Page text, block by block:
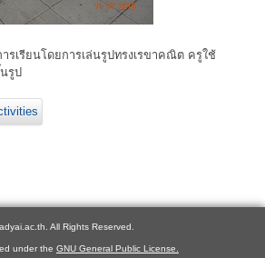
รเรียนโดยการเล่นรูปทรงเรขาคณิต ครูใช้
รูป
All Rights Reserved.
under the GNU General Public License.